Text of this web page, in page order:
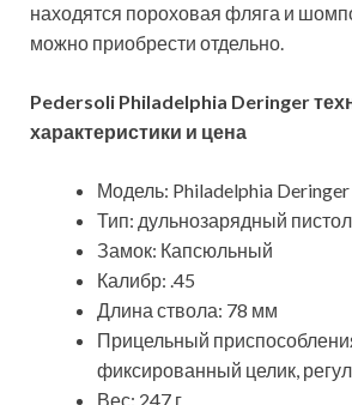
находятся пороховая фляга и
можно приобрести отдельно.
Pedersoli Philadelphia Deringer
характеристики и цена
Модель: Philadelphia Deringer
Тип: дульнозарядный
Замок: Капсюльный
Калибр: .45
Длина ствола: 78 мм
Прицельный
фиксированный целик,
Вес: 247 г